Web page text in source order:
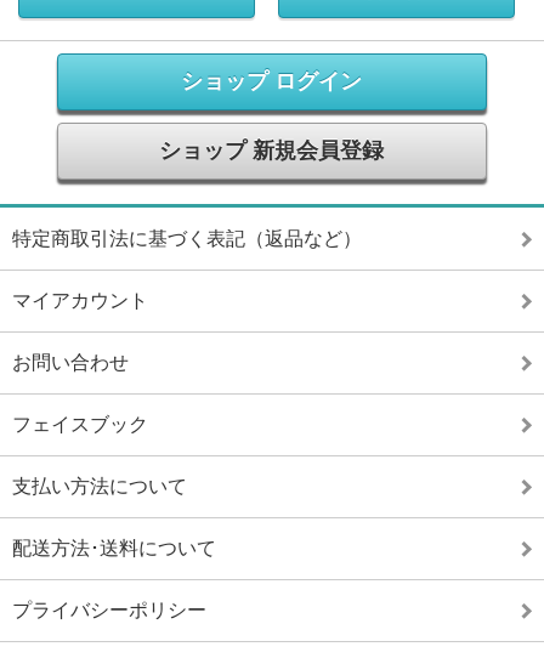
ショップ ログイン
ショップ 新規会員登録
特定商取引法に基づく表記（返品など）
マイアカウント
お問い合わせ
フェイスブック
支払い方法について
配送方法･送料について
プライバシーポリシー